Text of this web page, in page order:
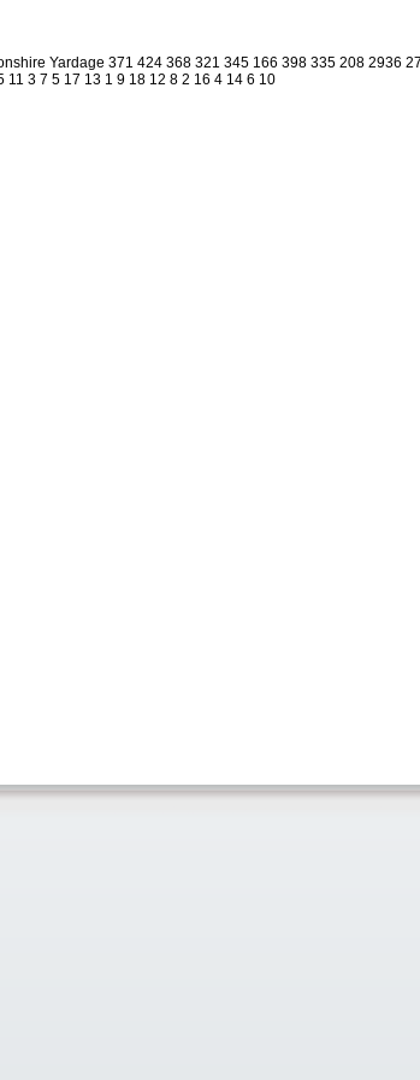
Yardage 371 424 368 321 345 166 398 335 208 2936
3 7 5 17 13 1 9 18 12 8 2 16 4 14 6 10